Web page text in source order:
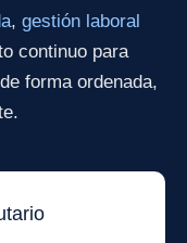
, gestión laboral
continuo para
forma ordenada,